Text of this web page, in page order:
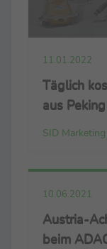
11.01.2022
Täglich
aus Peking
SID Marketing
10.06.2021
Austria-
beim